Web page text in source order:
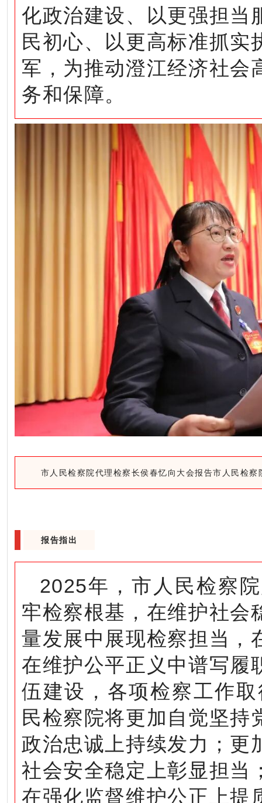
化政治建设、以更强担当
民初心、以更高标准抓实
军，为推动澄江经济社会
务和保障。
市人民检察院代理检察长侯春忆向大会报告市人民检察
报告指出
2025年，市人民检察
牢检察根基，在维护社会
量发展中展现检察担当，
在维护公平正义中谱写履
伍建设，各项检察工作
民检察院将更加自觉坚持
政治忠诚上持续发力；更
社会安全稳定上彰显担当
在强化监督维护公正上提